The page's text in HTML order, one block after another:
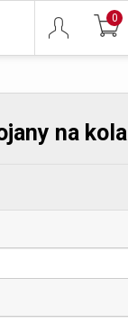
0
na kola